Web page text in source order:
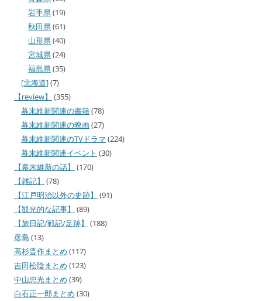
岩手県(19)
秋田県(61)
山形県(40)
宮城県(24)
福島県(35)
[北海道](7)
【review】
(355)
幕末維新関連の書籍(78)
幕末維新関連の映画(27)
幕末維新関連のTVドラマ (224)
幕末維新関連イベント (30)
【幕末維新の話】
(170)
【雑記】
(78)
【江戸明治以外の史跡】
(91)
【観光的な記事】
(89)
【旅日記/戦記/足跡】
(188)
彦島 (13)
高杉晋作まとめ (117)
吉田松陰まとめ (123)
中山忠光まとめ (39)
白石正一郎まとめ (30)